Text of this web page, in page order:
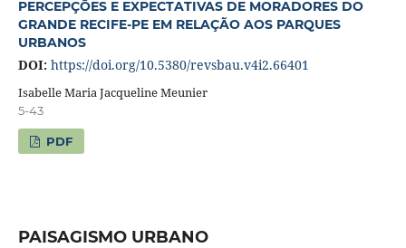
PERCEPÇÕES E EXPECTATIVAS DE MORADORES DO
GRANDE RECIFE-PE EM RELAÇÃO AOS PARQUES
URBANOS
DOI: https://doi.org/10.5380/revsbau.v4i2.66401
Isabelle Maria Jacqueline Meunier
5-43
PDF
PAISAGISMO URBANO